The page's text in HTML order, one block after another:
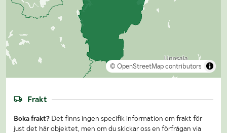
© OpenStreetMap contributors
Frakt
Boka frakt? Det finns ingen specifik information om frakt för
just det här objektet, men om du skickar oss en förfrågan via